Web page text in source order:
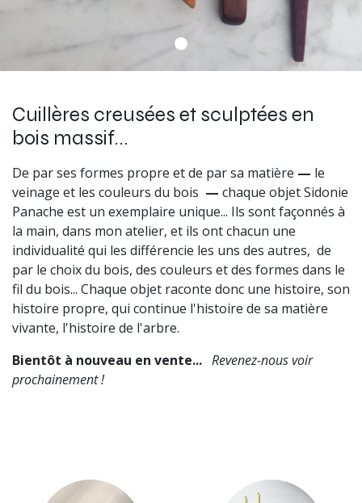
Cuillères creusées et sculptées en
bois massif...
De par ses formes propre et de par sa matière — le
veinage et les couleurs du bois — chaque objet Sidonie
Panache est un exemplaire unique... Ils sont façonnés à
la main, dans mon atelier, et ils ont chacun une
individualité qui les différencie les uns des autres, de
par le choix du bois, des couleurs et des formes dans le
fil du bois... Chaque objet raconte donc une histoire, son
histoire propre, qui continue l'histoire de sa matière
vivante, l'histoire de l'arbre.
Bientôt à nouveau en vente... Revenez-nous voir
prochainement !